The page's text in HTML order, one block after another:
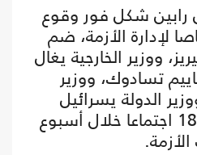
رابين شكل فور وقوع
لإدارة الأزمة، ضم
ووزير الخارجية يغال
تسادوك، ووزير
الدولة يسرائيل
غليلي، وعقد الفريق 18 اجتماعا خلال أسبوع